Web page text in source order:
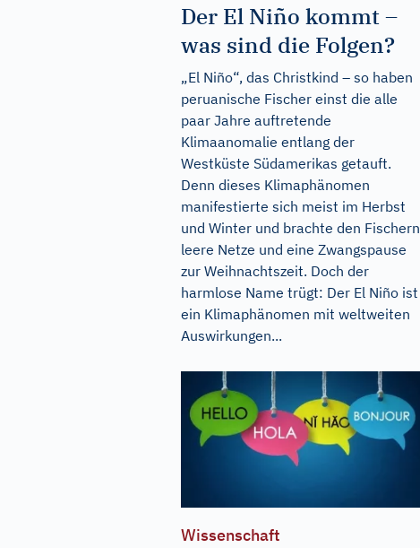
Der El Niño kommt –
was sind die Folgen?
„El Niño“, das Christkind – so haben
peruanische Fischer einst die alle
paar Jahre auftretende
Klimaanomalie entlang der
Westküste Südamerikas getauft.
Denn dieses Klimaphänomen
manifestierte sich meist im Herbst
und Winter und brachte den Fischern
leere Netze und eine Zwangspause
zur Weihnachtszeit. Doch der
harmlose Name trügt: Der El Niño ist
ein Klimaphänomen mit weltweiten
Auswirkungen...
Wissenschaft